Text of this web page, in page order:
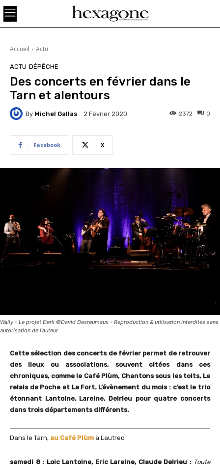
Accueil Actu
ACTU DÉPÊCHE
Des concerts en février dans le
Tarn et alentours
By Michel Gallas 2 Février 2020 0
2372
Facebook X
Wally - Le projet Derli ©David Desreumaux - Reproduction & utilisation interdites sans
autorisation de l'auteur
Cette sélection des concerts de février permet de retrouver
des lieux ou associations, souvent citées dans ces
chroniques, comme le Café Plùm, Chantons sous les toits, Le
relais de Poche et Le Fort. L’évènement du mois : c’est le trio
étonnant Lantoine, Lareine, Delrieu pour quatre concerts
dans trois départements différents.
Dans le Tarn, au Café Plùm à Lautrec
samedi 8 : Loic Lantoine, Eric Lareine, Claude Delrieu : Toute